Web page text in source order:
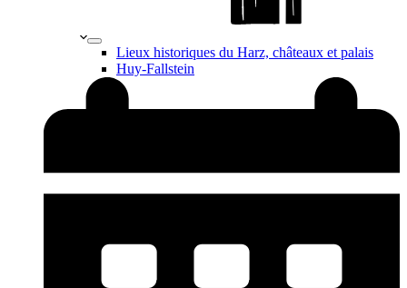
Lieux historiques du Harz, châteaux et palais
Huy-Fallstein